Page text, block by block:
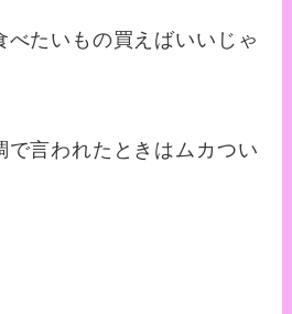
べたいもの買えばいいじゃ
で言われたときはムカつい